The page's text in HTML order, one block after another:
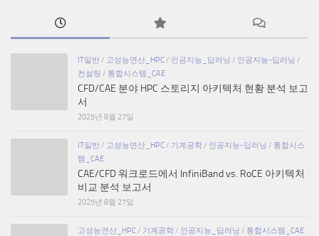
IT일반 / 고성능연산_HPC / 인공지능_딥러닝 / 인공지능-딥러닝 /
컨설팅 / 통합시스템_CAE
CFD/CAE 분야 HPC 스토리지 아키텍처 현황 분석 보고
서
2025년 8월 27일
IT일반 / 고성능연산_HPC / 기계공학 / 인공지능-딥러닝 / 통합시스
템_CAE
CAE/CFD 워크로드에서 InfiniBand vs. RoCE 아키텍처
비교 분석 보고서
2025년 8월 27일
고성능연산_HPC / 기계공학 / 인공지능_딥러닝 / 통합시스템_CAE